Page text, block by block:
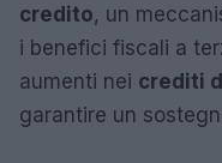
credito, un
i benefici fiscali a
aumenti nei crediti
garantire un